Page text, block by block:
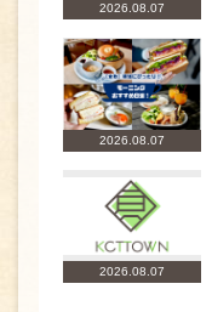
2026.08.07
2026.08.07
2026.08.07